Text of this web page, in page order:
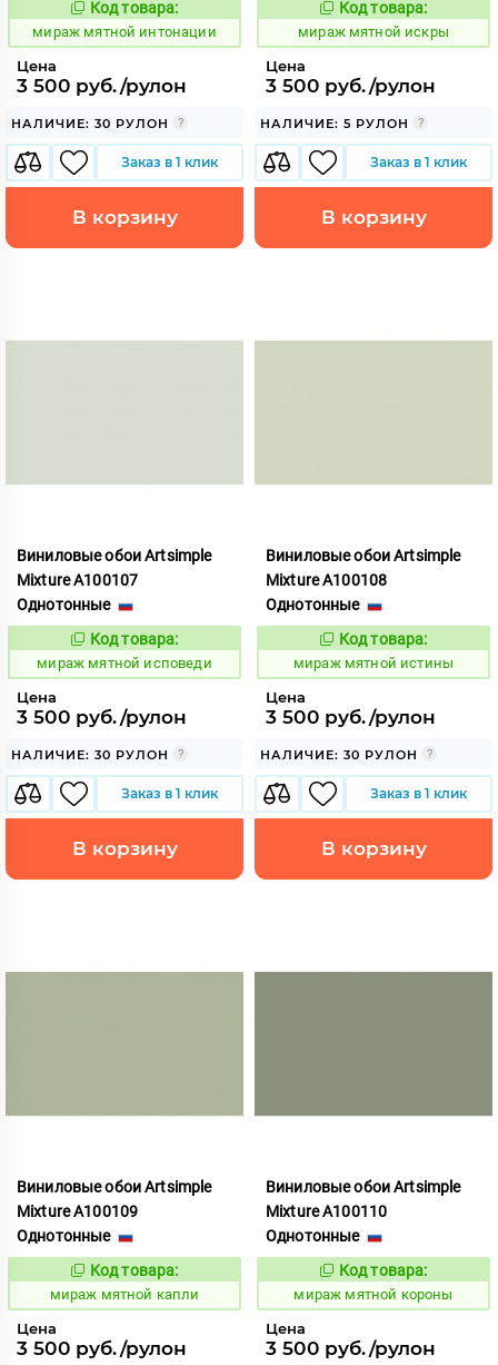
992158
Код товара:
мираж мятной интонации
Цена
3 500 руб./рулон
НАЛИЧИЕ: 30 РУЛОН
Заказ в 1 клик
В корзину
992159
Код товара:
мираж мятной искры
Цена
3 500 руб./рулон
НАЛИЧИЕ: 5 РУЛОН
Заказ в 1 клик
В корзину
Виниловые обои Artsimple
Mixture A100107
Однотонные
992160
Код товара:
мираж мятной исповеди
Цена
3 500 руб./рулон
НАЛИЧИЕ: 30 РУЛОН
Заказ в 1 клик
В корзину
Виниловые обои Artsimple
Mixture A100108
Однотонные
992161
Код товара:
мираж мятной истины
Цена
3 500 руб./рулон
НАЛИЧИЕ: 30 РУЛОН
Заказ в 1 клик
В корзину
Виниловые обои Artsimple
Mixture A100109
Однотонные
992162
Код товара:
мираж мятной капли
Цена
3 500 руб./рулон
Виниловые обои Artsimple
Mixture A100110
Однотонные
992163
Код товара:
мираж мятной короны
Цена
3 500 руб./рулон